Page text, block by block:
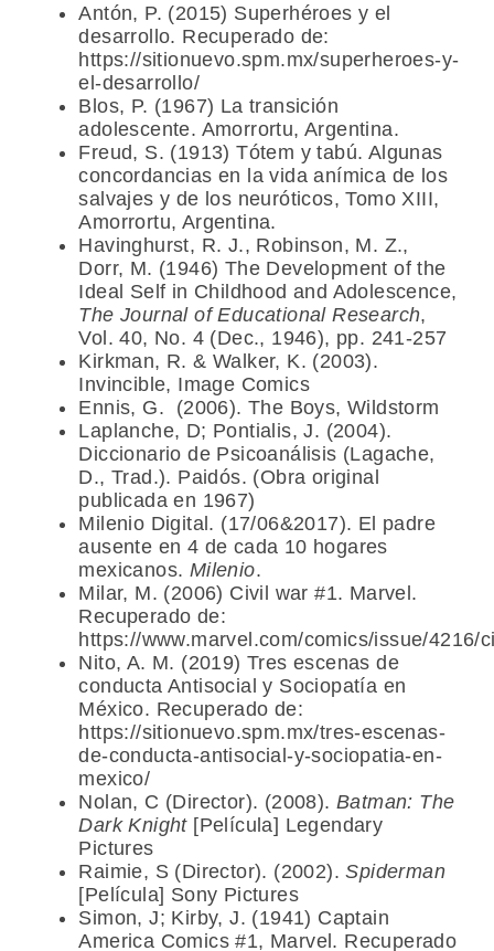
Antón, P. (2015) Superhéroes y el
desarrollo. Recuperado de:
https://sitionuevo.spm.mx/superheroes-y-
el-desarrollo/
Blos, P. (1967) La transición
adolescente. Amorrortu, Argentina.
Freud, S. (1913) Tótem y tabú. Algunas
concordancias en la vida anímica de los
salvajes y de los neuróticos, Tomo XIII,
Amorrortu, Argentina.
Havinghurst, R. J., Robinson, M. Z.,
Dorr, M. (1946) The Development of the
Ideal Self in Childhood and Adolescence,
The Journal of Educational Research,
Vol. 40, No. 4 (Dec., 1946), pp. 241-257
Kirkman, R. & Walker, K. (2003).
Invincible, Image Comics
Ennis, G. (2006). The Boys, Wildstorm
Laplanche, D; Pontialis, J. (2004).
Diccionario de Psicoanálisis (Lagache,
D., Trad.). Paidós. (Obra original
publicada en 1967)
Milenio Digital. (17/06&2017). El padre
ausente en 4 de cada 10 hogares
mexicanos. Milenio.
Milar, M. (2006) Civil war #1. Marvel.
Recuperado de:
https://www.marvel.com/comics/issue/4216/
Nito, A. M. (2019) Tres escenas de
conducta Antisocial y Sociopatía en
México. Recuperado de:
https://sitionuevo.spm.mx/tres-escenas-
de-conducta-antisocial-y-sociopatia-en-
mexico/
Nolan, C (Director). (2008). Batman: The
Dark Knight [Película] Legendary
Pictures
Raimie, S (Director). (2002).Spiderman
[Película] Sony Pictures
Simon, J; Kirby, J. (1941) Captain
America Comics #1, Marvel. Recuperado